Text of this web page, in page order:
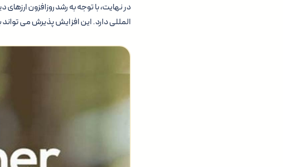
در نهایت، با توجه به رشد روزافزون
المللی دارد. این افزایش پذیرش می